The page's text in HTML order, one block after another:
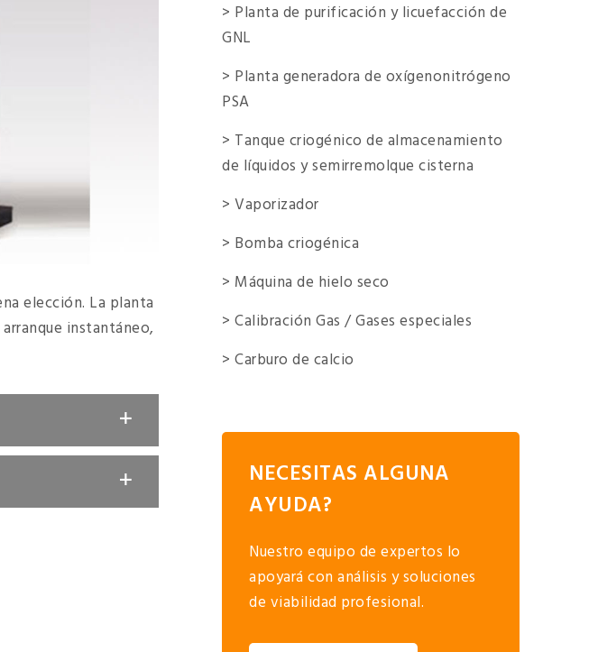
elección. La planta
instantáneo,
> Planta de purificación y licuefacción de
GNL
> Planta generadora de oxígenonitrógeno
PSA
> Tanque criogénico de almacenamiento
de líquidos y semirremolque cisterna
> Vaporizador
> Bomba criogénica
> Máquina de hielo seco
> Calibración Gas / Gases especiales
> Carburo de calcio
NECESITAS ALGUNA
AYUDA?
Nuestro equipo de expertos lo
apoyará con análisis y soluciones
de viabilidad profesional.